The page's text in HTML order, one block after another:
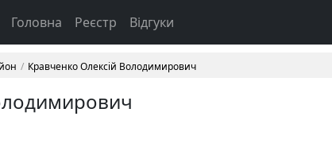
Головна Реєстр Відгуки
Кравченко Олексій Володимирович